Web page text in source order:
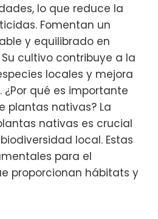
lo que reduce la
Fomentan un
y equilibrado en
cultivo contribuye a la
locales y mejora
qué es importante
plantas nativas? La
nativas es crucial
local. Estas
para el
proporcionan hábitats y